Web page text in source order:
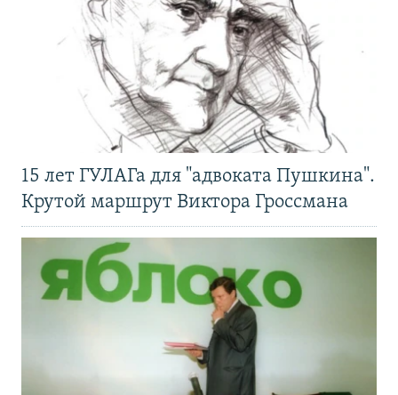
15 лет ГУЛАГа для "адвоката Пушкина".
Крутой маршрут Виктора Гроссмана